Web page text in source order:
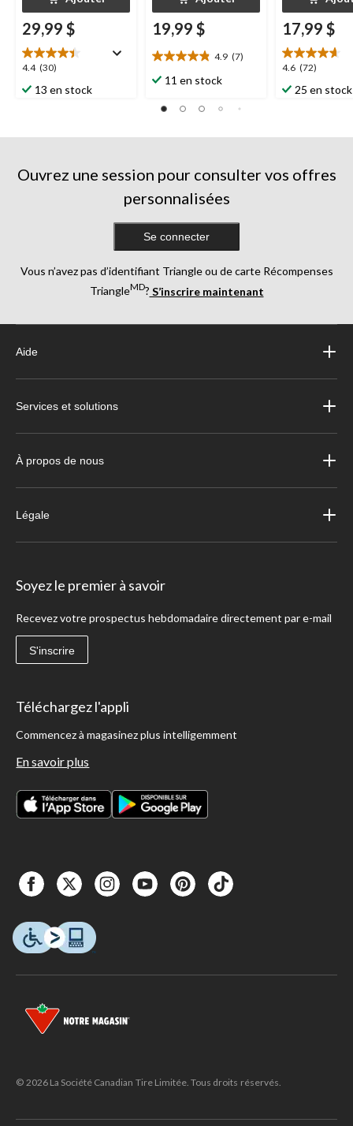
29,99 $
4.4 (30)
4.4
étoile(s)
sur
13 en stock
19,99 $
4.9 (7)
4.9
étoile(s)
5.
évaluations
11 en stock
17,99 $
4.6 (72)
4.6
étoile(s)
sur
25 en stock
Ouvrez une session pour consulter vos offres
personnalisées
Se connecter
Vous n’avez pas d’identifiant Triangle ou de carte Récompenses
TriangleMD? S’inscrire maintenant
Aide
Services et solutions
À propos de nous
Légale
Soyez le premier à savoir
Recevez votre prospectus hebdomadaire directement par e-mail
S'inscrire
Téléchargez l'appli
Commencez à magasinez plus intelligemment
En savoir plus
© 2026 La Société Canadian Tire Limitée. Tous droits réservés.